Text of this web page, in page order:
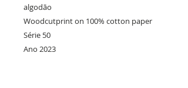
algodão
Woodcutprint on 100% cotton paper
Série 50
Ano 2023